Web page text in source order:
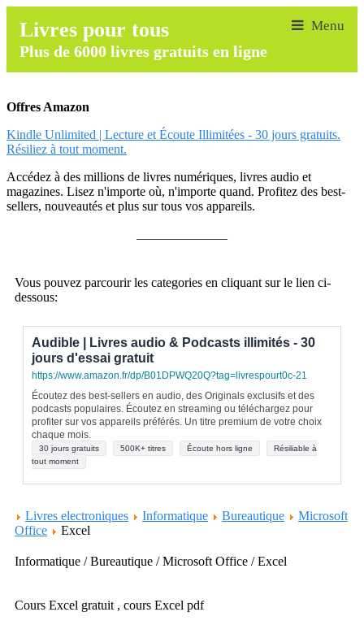
Livres pour tous
Plus de 6000 livres gratuits en ligne
Offres Amazon
Kindle Unlimited | Lecture et Écoute Illimitées - 30 jours gratuits.
Résiliez à tout moment.
Accédez à des millions de livres numériques, livres audio et
magazines. Lisez n'importe où, n'importe quand. Profitez des best-
sellers, nouveautés et plus sur tous vos appareils.
Vous pouvez parcourir les categories en cliquant sur le lien ci-
dessous:
Audible | Livres audio & Podcasts illimités - 30
jours d'essai gratuit
https://www.amazon.fr/dp/B01DPWQ20Q?tag=livrespourt0c-21
Écoutez des best-sellers en audio, des Originals exclusifs et des
podcasts populaires. Écoutez en streaming ou téléchargez pour
profiter sur vos appareils préférés. Un titre premium de votre choix
chaque mois.
30 jours gratuits 500K+ titres Écoute hors ligne
Résiliable à
tout moment
Livres electroniques Informatique Bureautique
Microsoft
Office
Excel
Informatique / Bureautique / Microsoft Office / Excel
Cours Excel gratuit , cours Excel pdf